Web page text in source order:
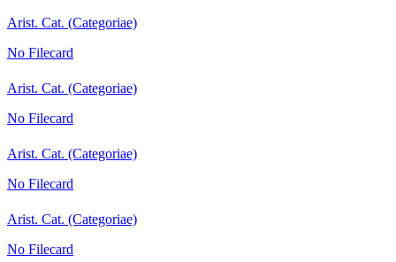
Arist. Cat. (Categoriae)
No Filecard
Arist. Cat. (Categoriae)
No Filecard
Arist. Cat. (Categoriae)
No Filecard
Arist. Cat. (Categoriae)
No Filecard